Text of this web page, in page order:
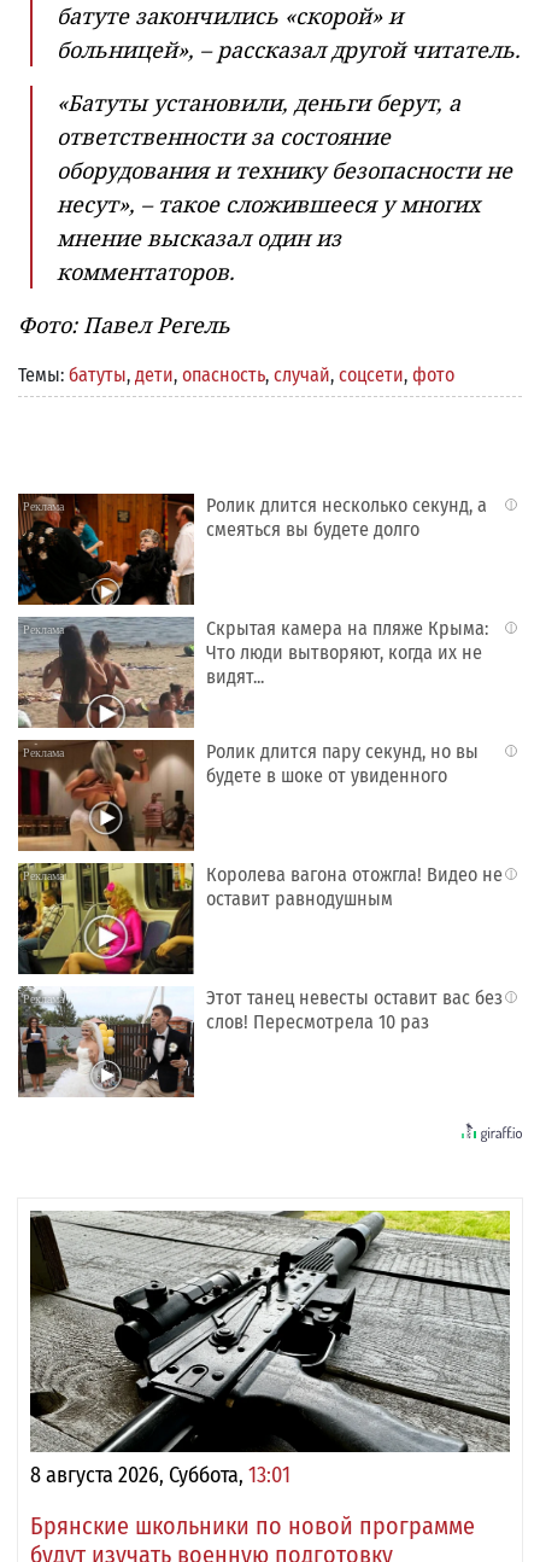
батуте закончились «скорой» и
больницей», – рассказал другой читатель.
«Батуты установили, деньги берут, а
ответственности за состояние
оборудования и технику безопасности не
несут», – такое сложившееся у многих
мнение высказал один из
комментаторов.
Фото: Павел Регель
Темы: батуты, дети, опасность, случай, соцсети, фото
i
Ролик длится несколько секунд, а
смеяться вы будете долго
i
Скрытая камера на пляже Крыма:
Что люди вытворяют, когда их не
видят...
i
Ролик длится пару секунд, но вы
будете в шоке от увиденного
i
Королева вагона отожгла! Видео не
оставит равнодушным
i
Этот танец невесты оставит вас без
слов! Пересмотрела 10 раз
8 августа 2026, Суббота, 13:01
Брянские школьники по новой программе
будут изучать военную подготовку